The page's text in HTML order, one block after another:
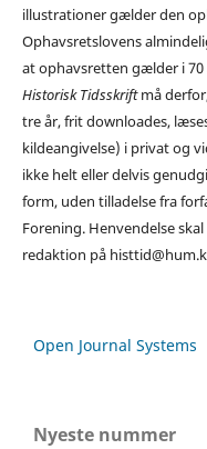
illustrationer gælder den
Ophavsretslovens
at ophavsretten gælder i
Historisk Tidsskriftmå
tre år, frit downloades,
kildeangivelse) i privat og
ikke helt eller delvis
form, uden tilladelse fra
Forening. Henvendelse
redaktion på
Open Journal Systems
Nyeste nummer